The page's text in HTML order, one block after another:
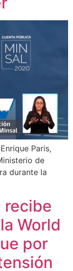
Paris,
de
durante la
recibe
World
por